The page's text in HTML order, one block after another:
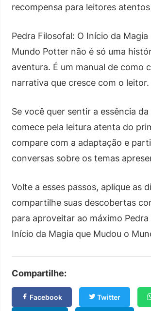
recompensa para leitores
Pedra Filosofal: O Início da Magia
Mundo Potter não é só uma
aventura. É um manual de como
narrativa que cresce com o leitor.
Se você quer sentir a essência da
comece pela leitura atenta do
compare com a adaptação e
conversas sobre os temas
Volte a esses passos, aplique as
compartilhe suas descobertas
para aproveitar ao máximo Pedra
Início da Magia que Mudou o
Compartilhe:
Facebook Twitter